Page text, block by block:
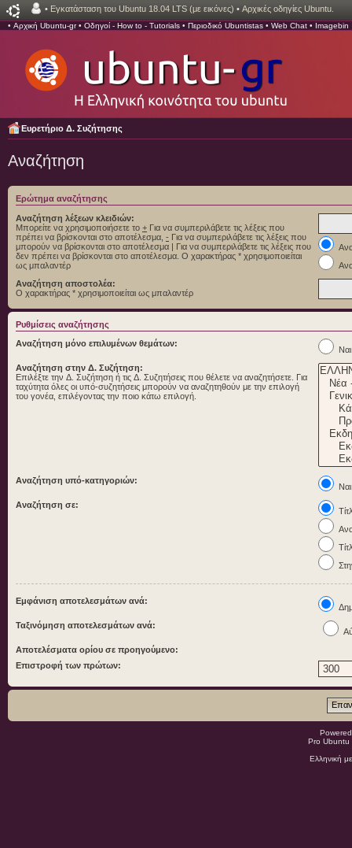
• Εγκατάσταση του Ubuntu 18.04 LTS (με εικόνες) • Αρχικές οδηγίες Ubuntu.
• Αρχική Ubuntu-gr• Οδηγοί - How to - Tutorials • Περιοδικό Ubuntistas • Web Chat • Imagebin
Ευρετήριο Δ. Συζήτησης
Αναζήτηση
Ερώτημα αναζήτησης
Αναζήτηση λέξεων κλειδιών:
Μπορείτε να χρησιμοποιήσετε το + Για να συμπεριλάβετε τις λέξεις που
πρέπει να βρίσκονται στο αποτέλεσμα, - Για να συμπεριλάβετε τις λέξεις που
μπορούν να βρίσκονται στο αποτέλεσμα | Για να συμπεριλάβετε τις λέξεις που
δεν πρέπει να βρίσκονται στο αποτέλεσμα. Ο χαρακτήρας * χρησιμοποιείται
ως μπαλαντέρ
Αναζήτηση αποστολέα:
Ο χαρακτήρας * χρησιμοποιείται ως μπαλαντέρ
Ρυθμίσεις αναζήτησης
Αναζήτηση μόνο επιλυμένων θεμάτων:
Ναι
Αναζήτηση στην Δ. Συζήτηση:
Επιλέξτε την Δ. Συζήτηση ή τις Δ. Συζητήσεις που θέλετε να αναζητήσετε. Για
ταχύτητα όλες οι υπό-συζητήσεις μπορούν να αναζητηθούν με την επιλογή
του γονέα, επιλέγοντας την ποιο κάτω επιλογή.
Αναζήτηση υπό-κατηγοριών:
Ναι
Αναζήτηση σε:
Εμφάνιση αποτελεσμάτων ανά:
Ταξινόμηση αποτελεσμάτων ανά:
Αποτελέσματα ορίου σε προηγούμενο:
Επιστροφή των πρώτων:
Pro
Ελληνική